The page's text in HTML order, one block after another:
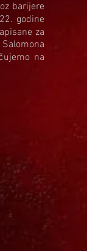
barijere
godine
za
na